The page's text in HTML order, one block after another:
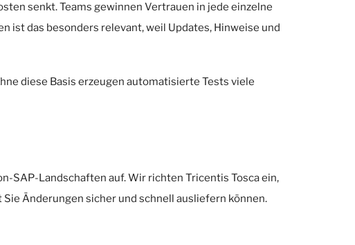
senkt. Teams gewinnen Vertrauen in jede einzelne
ist das besonders relevant, weil Updates, Hinweise und
diese Basis erzeugen automatisierte Tests viele
SAP-Landschaften auf. Wir richten Tricentis Tosca ein,
Sie Änderungen sicher und schnell ausliefern können.